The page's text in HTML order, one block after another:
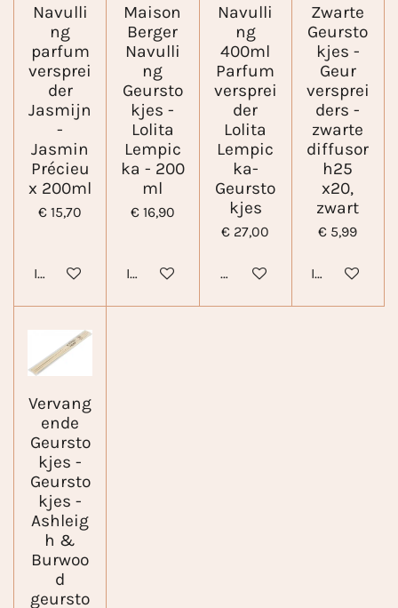
Navulli
ng
parfum
versprei
der
Jasmijn
-
Jasmin
Précieu
x 200ml
€ 15,70
In winkelwagen
Maison
Berger
Navulli
ng
Geursto
kjes -
Lolita
Lempic
ka - 200
ml
€ 16,90
In winkelwagen
Navulli
ng
400ml
Parfum
versprei
der
Lolita
Lempic
ka-
Geursto
kjes
€ 27,00
Houd mij op de hoogte
Zwarte
Geursto
kjes -
Geur
versprei
ders -
zwarte
diffusor
h25
x20,
zwart
€ 5,99
In
Vervang
ende
Geursto
kjes -
Geursto
kjes -
Ashleig
h &
Burwoo
d
geursto